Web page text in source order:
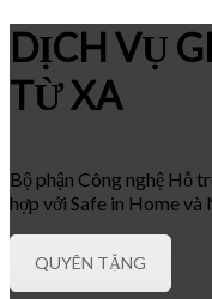
DỊCH VỤ
TỪ XA
Bộ phận Công nghệ Hỗ
hợp với Safe in Home
QUYÊN TẶNG